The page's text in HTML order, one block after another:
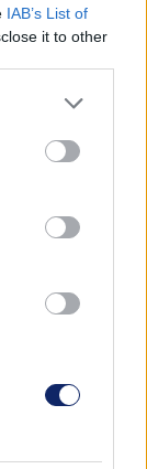
IAB’s List of
it to other
Google
may click to
tags to
Google
mai modern
a